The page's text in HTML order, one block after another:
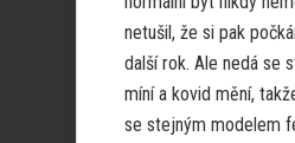
netušil, že si pak
další rok. Ale nedá se
míní a kovid mění,
se stejným modelem